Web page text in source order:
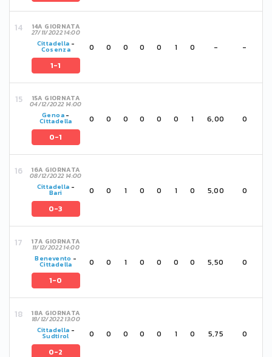
14A GIORNATA
27/11/2022 14:00
Cittadella -
Cosenza
1-1
0 0 0 0 0 1 0 - -
15A GIORNATA
04/12/2022 14:00
Genoa-
Cittadella
0-1
0 0 0 0 0 0 1 6,00 0
16A GIORNATA
08/12/2022 14:00
Cittadella -
Bari
0-3
0 0 1 0 0 1 0 5,00 0
17A GIORNATA
11/12/2022 14:00
Benevento -
Cittadella
1-0
0 0 1 0 0 0 0 5,50 0
18A GIORNATA
18/12/2022 13:00
Cittadella -
Sudtirol
0-2
0 0 0 0 0 1 0 5,75 0